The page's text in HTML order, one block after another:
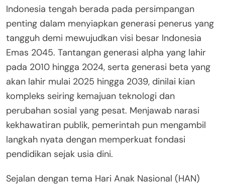
Indonesia tengah berada pada persimpangan
penting dalam menyiapkan generasi penerus yang
tangguh demi mewujudkan visi besar Indonesia
Emas 2045. Tantangan generasi alpha yang lahir
pada 2010 hingga 2024, serta generasi beta yang
akan lahir mulai 2025 hingga 2039, dinilai kian
kompleks seiring kemajuan teknologi dan
perubahan sosial yang pesat. Menjawab narasi
kekhawatiran publik, pemerintah pun mengambil
langkah nyata dengan memperkuat fondasi
pendidikan sejak usia dini.
Sejalan dengan tema Hari Anak Nasional (HAN)